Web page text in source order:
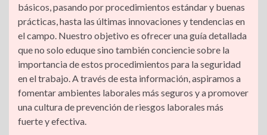
básicos, pasando por procedimientos estándar y buenas
prácticas, hasta las últimas innovaciones y tendencias en
el campo. Nuestro objetivo es ofrecer una guía detallada
que no solo eduque sino también conciencie sobre la
importancia de estos procedimientos para la seguridad
en el trabajo. A través de esta información, aspiramos a
fomentar ambientes laborales más seguros y a promover
una cultura de prevención de riesgos laborales más
fuerte y efectiva.